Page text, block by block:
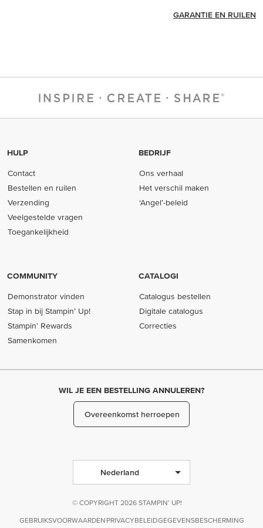
GARANTIE EN RUILEN
HULP
Contact
Bestellen en ruilen
Verzending
Veelgestelde vragen
Toegankelijkheid
BEDRIJF
Ons verhaal
Het verschil maken
‘Angel’-beleid
COMMUNITY
Demonstrator vinden
Stap in bij Stampin’ Up!
Stampin' Rewards
Samenkomen
CATALOGI
Catalogus bestellen
Digitale catalogus
Correcties
WIL JE EEN BESTELLING ANNULEREN?
Overeenkomst herroepen
Nederland
© COPYRIGHT 2026 STAMPIN’ UP!
GEBRUIKSVOORWAARDEN PRIVACYBELEIDGEGEVENSBESCHERMING